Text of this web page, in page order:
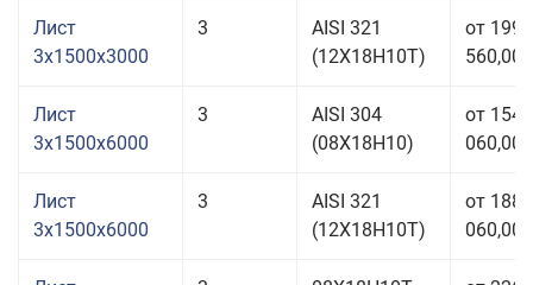
Лист
3x1500x3000
3
AISI 321
(12Х18Н10Т)
от 199
560,00
Лист
3x1500x6000
3
AISI 304
(08Х18Н10)
от 154
060,00
Лист
3x1500x6000
3
AISI 321
(12Х18Н10Т)
от 188
060,00